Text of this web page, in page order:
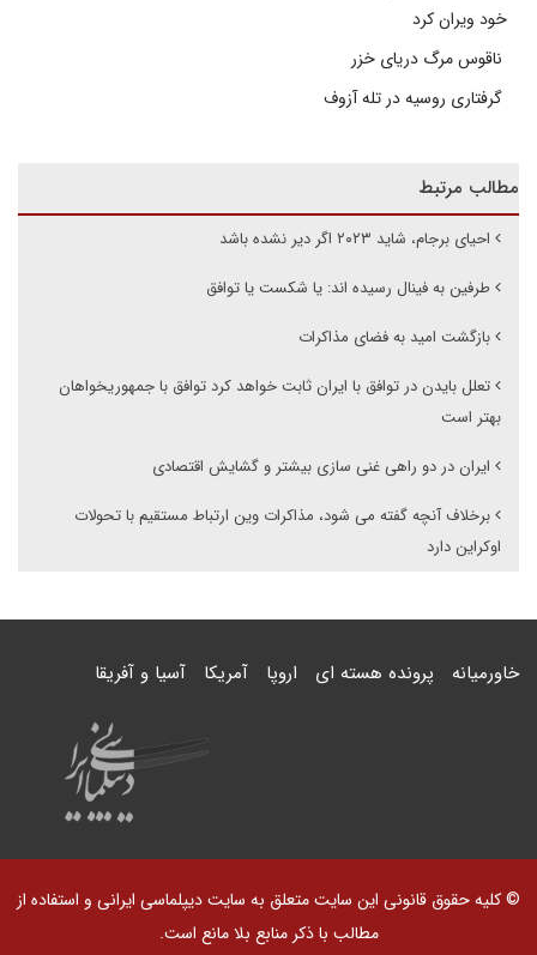
خود ویران کرد
ناقوس مرگ دریای خزر
گرفتاری روسیه در تله آزوف
مطالب مرتبط
احیای برجام، شاید ۲۰۲۳ اگر دیر نشده باشد
طرفین به فینال رسیده اند: یا شکست یا توافق
بازگشت امید به فضای مذاکرات
تعلل بایدن در توافق با ایران ثابت خواهد کرد توافق با جمهوریخواهان
بهتر است
ایران در دو راهی غنی سازی بیشتر و گشایش اقتصادی
برخلاف آنچه گفته می شود، مذاکرات وین ارتباط مستقیم با تحولات
اوکراین دارد
خاورمیانه پرونده هسته ای اروپا آمریکا آسیا و آفریقا
© کلیه حقوق قانونی این سایت متعلق به سایت دیپلماسی ایرانی و استفاده از
مطالب با ذکر منابع بلا مانع است.